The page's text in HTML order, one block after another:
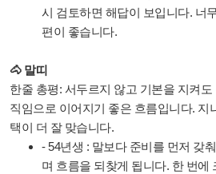
시 검토하면 해답이 보입니다. 너
편이 좋습니다.
🐴 말띠
한줄 총평: 서두르지 않고 기본을 지켜
직임으로 이어지기 좋은 흐름입니다. 지
택이 더 잘 맞습니다.
- 54년생 : 말보다 준비를 먼저 갖
며 흐름을 되찾게 됩니다. 한 번에